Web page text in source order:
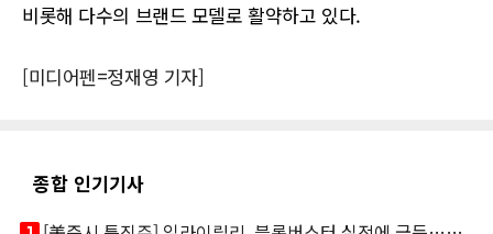
비롯해 다수의 브랜드 모델로 활약하고 있다.
[미디어펜=정재영 기자]
종합 인기기사